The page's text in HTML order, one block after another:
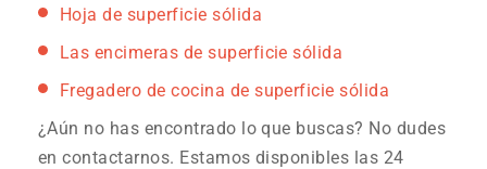
Hoja de superficie sólida
Las encimeras de superficie sólida
Fregadero de cocina de superficie sólida
¿Aún no has encontrado lo que buscas? No dudes
en contactarnos. Estamos disponibles las 24